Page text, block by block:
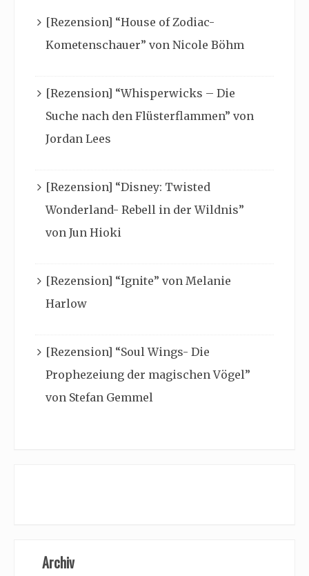
[Rezension] “House of Zodiac-
Kometenschauer” von Nicole Böhm
[Rezension] “Whisperwicks – Die
Suche nach den Flüsterflammen” von
Jordan Lees
[Rezension] “Disney: Twisted
Wonderland- Rebell in der Wildnis”
von Jun Hioki
[Rezension] “Ignite” von Melanie
Harlow
[Rezension] “Soul Wings- Die
Prophezeiung der magischen Vögel”
von Stefan Gemmel
Archiv